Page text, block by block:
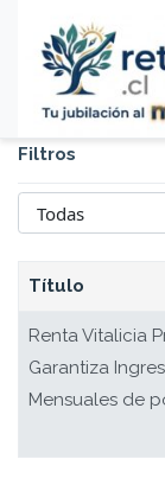
Filtros
Cantidad
Título
Renta Vitalicia
Garantiza
Mensuales de